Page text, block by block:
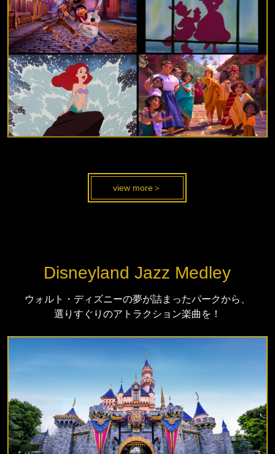
view more＞
Disneyland Jazz Medley
ウォルト・ディズニーの夢が詰まったパークから、
選りすぐりのアトラクション楽曲を！